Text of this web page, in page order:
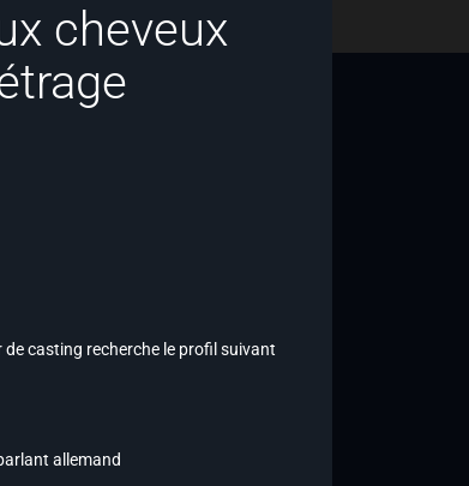
cheveux
de casting recherche le profil suivant
allemand